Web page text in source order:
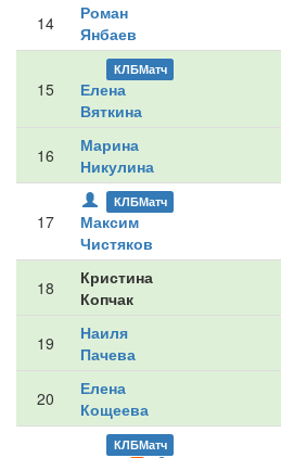
14
Роман
Янбаев
15
КЛБМатч
Елена
Вяткина
16
Марина
Никулина
17
КЛБМатч
Максим
Чистяков
18
Кристина
Копчак
19
Наиля
Пачева
20
Елена
Кощеева
КЛБМатч